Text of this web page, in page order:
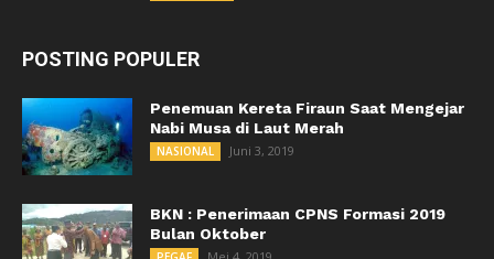
POSTING POPULER
Penemuan Kereta Firaun Saat Mengejar
Nabi Musa di Laut Merah
NASIONAL Juni 3, 2019
BKN : Penerimaan CPNS Formasi 2019
Bulan Oktober